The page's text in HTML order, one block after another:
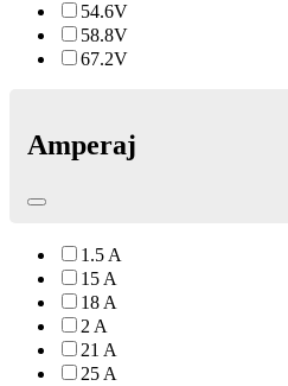
54.6V
58.8V
67.2V
Amperaj
1.5 A
15 A
18 A
2 A
21 A
25 A